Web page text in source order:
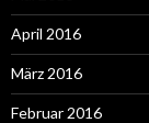
April 2016
März 2016
Februar 2016